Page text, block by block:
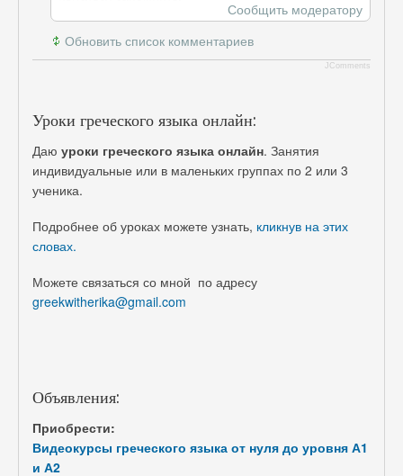
Сообщить модератору
Обновить список комментариев
JComments
Уроки греческого языка онлайн:
Даю уроки греческого языка онлайн. Занятия
индивидуальные или в маленьких группах по 2 или 3
ученика.
Подробнее об уроках можете узнать, кликнув на этих
словах.
Можете связаться со мной по адресу
greekwitherika@gmail.com
Объявления:
Приобрести:
Видеокурсы греческого языка от нуля до уровня А1
и А2